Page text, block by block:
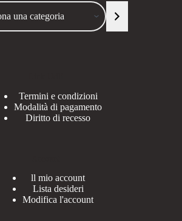
Termini e condizioni
Modalità di pagamento
Diritto di recesso
ll mio account
Lista desideri
Modifica l'account